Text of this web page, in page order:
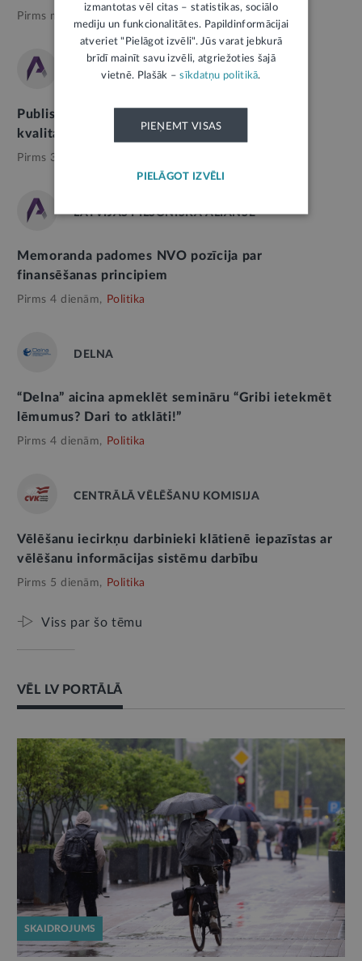
Pirms mēneša,
LATVIJAS PILSONISKĀ ALIANSE
Publiskā finansējuma pilnveidei nepieciešami
kvalitatīvi dati un cieņpilns dialogs
Pirms 3 dienām,
LATVIJAS PILSONISKĀ ALIANSE
Memoranda padomes NVO pozīcija par
finansēšanas principiem
Pirms 4 dienām, Politika
DELNA
“Delna” aicina apmeklēt semināru “Gribi ietekmēt
lēmumus? Dari to atklāti!”
Pirms 4 dienām, Politika
CENTRĀLĀ VĒLĒŠANU KOMISIJA
Vēlēšanu iecirkņu darbinieki klātienē iepazīstas ar
vēlēšanu informācijas sistēmu darbību
Pirms 5 dienām, Politika
Viss par šo tēmu
VĒL LV PORTĀLĀ
SKAIDROJUMS
izmantotas vēl citas – statistikas, sociālo
mediju un funkcionalitātes. Papildinformācijai
atveriet "Pielāgot izvēli". Jūs varat jebkurā
brīdī mainīt savu izvēli, atgriežoties šajā
vietnē. Plašāk –sīkdatņu politikā.
PIEŅEMT VISAS
PIELĀGOT IZVĒLI